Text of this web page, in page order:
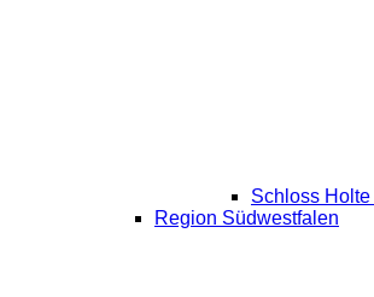
Schloss
Region Südwestfalen